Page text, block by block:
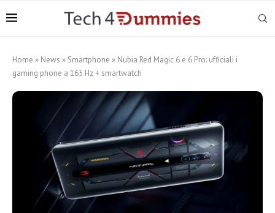
Home » News » Smartphone » Nubia Red Magic 6 e 6 Pro: ufficiali i
gaming phone a 165 Hz + smartwatch